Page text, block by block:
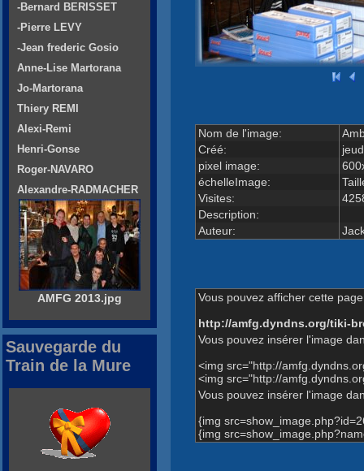
Nom de l'image:
Créé:
pixel image:
échelleImage:
Visites:
Description:
Auteur:
Vous pouvez afficher cette
http://amfg.dyndns.org/tiki-
Vous pouvez insérer l'image
<img src="http://
<img src="http://
Vous pouvez insérer l'image
{img
{img
-Bernard BERISSET
-Pierre LEVY
-Jean frederic Gosio
Anne-Lise Martorana
Jo-Martorana
Thiery REMI
Alexi-Remi
Henri-Gonse
Roger-NAVARO
Alexandre-RADMACHER
AMFG 2013.jpg
Sauvegarde du
Train de la Mure